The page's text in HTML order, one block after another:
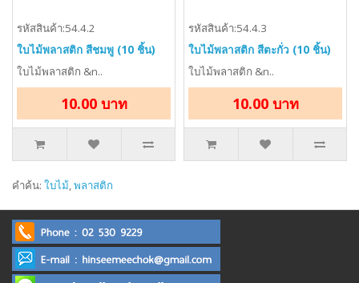
รหัสสินค้า:54.4.2
ใบไม้พลาสติก สีชมพู (10 ชิ้น)
ใบไม้พลาสติก &n..
10.00 บาท
รหัสสินค้า:54.4.3
ใบไม้พลาสติก สีตะกั่ว (10 ชิ้น)
ใบไม้พลาสติก &n..
10.00 บาท
คำค้น: ใบไม้,พลาสติก